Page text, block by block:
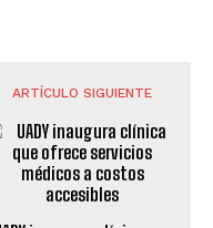
ARTÍCULO SIGUIENTE